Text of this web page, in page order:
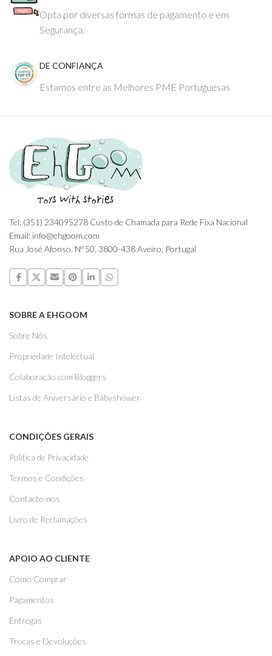
Opta por diversas formas de pagamento e em
Segurança.
DE CONFIANÇA
Estamos entre as Melhores PME Portuguesas
Tel: (351) 234095278 Custo de Chamada para Rede Fixa Nacional
Email: info@ehgoom.com
Rua José Afonso, Nº 50, 3800-438 Aveiro, Portugal
SOBRE A EHGOOM
Sobre Nós
Propriedade Intelectual
Colaboração com Bloggers
Listas de Aniversário e Babyshower
CONDIÇÕES GERAIS
Politica de Privacidade
Termos e Condições
Contacte-nos
Livro de Reclamações
APOIO AO CLIENTE
Como Comprar
Pagamentos
Entregas
Trocas e Devoluções